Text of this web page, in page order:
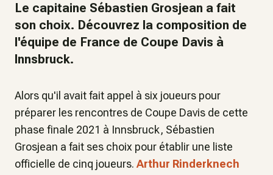
Le capitaine Sébastien Grosjean a fait
son choix. Découvrez la composition de
l'équipe de France de Coupe Davis à
Innsbruck.
Alors qu'il avait fait appel à six joueurs pour
préparer les rencontres de Coupe Davis de cette
phase finale 2021 à Innsbruck, Sébastien
Grosjean a fait ses choix pour établir une liste
officielle de cinq joueurs. Arthur Rinderknech